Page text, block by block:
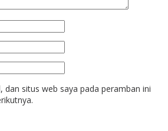
dan situs web saya pada peramban ini